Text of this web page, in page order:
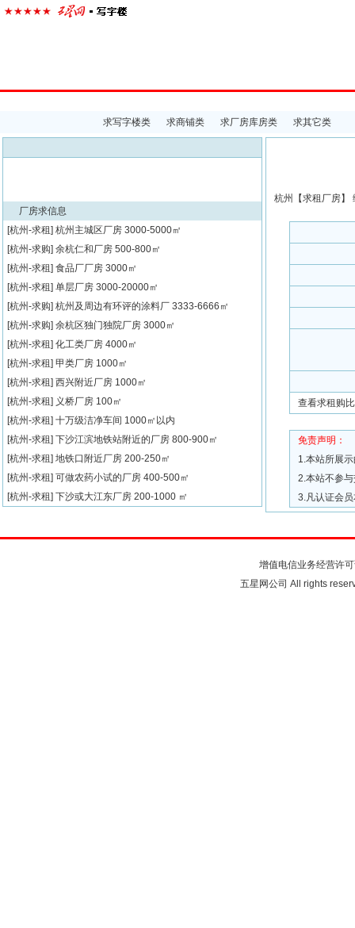
求写字楼类
求商铺类 求厂房库房类 求其它类
杭州【求租 厂房】
查看求租购
免责声明：
1.本站所展
2.本站不参
3.凡认证会
厂房求信息
[杭州-求租] 杭州主城区厂房 3000-5000㎡
[杭州-求购] 余杭仁和厂房 500-800㎡
[杭州-求租] 食品厂厂房 3000㎡
[杭州-求租] 单层厂房 3000-20000㎡
[杭州-求购] 杭州及周边有环评的涂料厂 3333-6666㎡
[杭州-求购] 余杭区独门独院厂房 3000㎡
[杭州-求租] 化工类厂房 4000㎡
[杭州-求租] 甲类厂房 1000㎡
[杭州-求租] 西兴附近厂房 1000㎡
[杭州-求租] 义桥厂房 100㎡
[杭州-求租] 十万级洁净车间 1000㎡以内
[杭州-求租] 下沙江滨地铁站附近的厂房 800-900㎡
[杭州-求租] 地铁口附近厂房 200-250㎡
[杭州-求租] 可做农药小试的厂房 400-500㎡
[杭州-求租] 下沙或大江东厂房 200-1000 ㎡
增值电信业务经营许
五星网公司 All rights